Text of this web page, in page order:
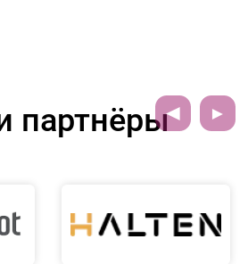
партнёры